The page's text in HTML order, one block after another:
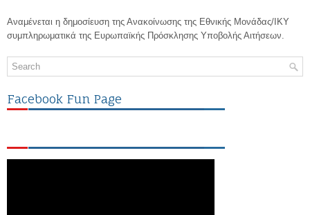
Αναμένεται η δημοσίευση της Ανακοίνωσης της Εθνικής Μονάδας/ΙΚΥ
συμπληρωματικά της Ευρωπαϊκής Πρόσκλησης Υποβολής Αιτήσεων.
Facebook Fun Page